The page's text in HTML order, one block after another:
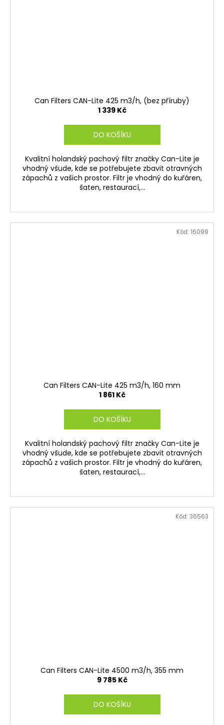
Can Filters CAN-Lite 425 m3/h, (bez příruby)
1 339 Kč
DO KOŠÍKU
Kvalitní holandský pachový filtr značky Can-Lite je
vhodný všude, kde se potřebujete zbavit otravných
zápachů z vašich prostor. Filtr je vhodný do kuřáren,
šaten, restaurací,...
Can Filters CAN-Lite 425 m3/h, 160 mm
1 861 Kč
DO KOŠÍKU
Kvalitní holandský pachový filtr značky Can-Lite je
vhodný všude, kde se potřebujete zbavit otravných
zápachů z vašich prostor. Filtr je vhodný do kuřáren,
šaten, restaurací,...
Kód: 16099
Can Filters CAN-Lite 4500 m3/h, 355 mm
9 785 Kč
DO KOŠÍKU
Kód: 36563